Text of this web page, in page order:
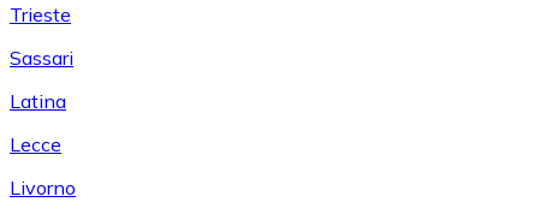
Trieste
Sassari
Latina
Lecce
Livorno